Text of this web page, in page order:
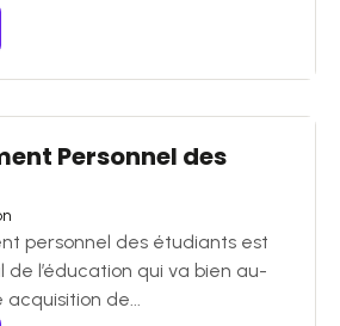
Personnel des
personnel des étudiants est
l’éducation qui va bien au-
de...